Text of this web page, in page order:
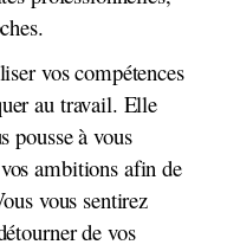
vos compétences
au travail. Elle
pousse à vous
ambitions afin de
vous sentirez
de vos